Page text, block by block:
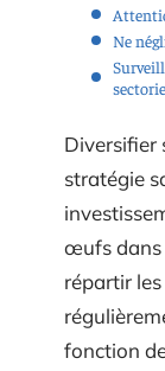
Ne
Diversifier
stratégie
œufs dans
répartir
fonction